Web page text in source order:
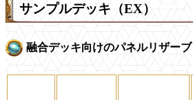
サンプルデッキ（EX）
融合デッキ向けのパネルリザーブ